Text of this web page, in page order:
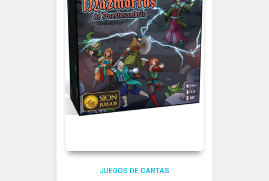
JUEGOS DE CARTAS